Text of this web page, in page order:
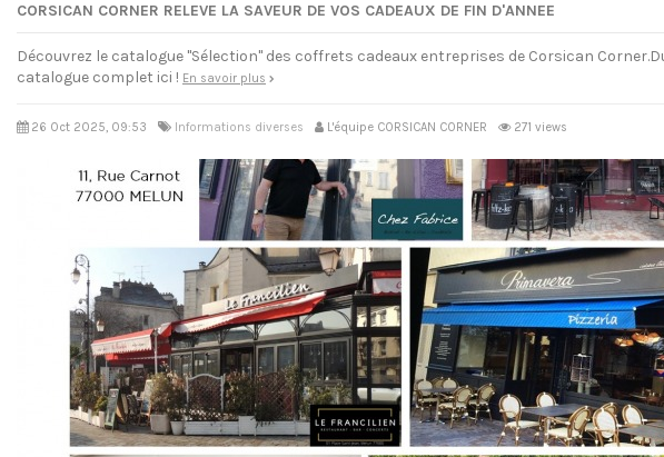
CORSICAN CORNER RELEVE LA SAVEUR DE VOS CADEAUX DE FIN D'ANNEE
Découvrez le catalogue "Sélection" des coffrets cadeaux entreprises de Corsican
catalogue complet ici ! En savoir plus
26 Oct 2025, 09:53 Informations diverses L'équipe CORSICAN CORNER 271 views